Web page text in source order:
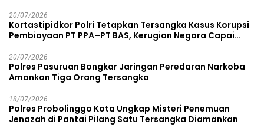
20/07/2026
Kortastipidkor Polri Tetapkan Tersangka Kasus Korupsi
Pembiayaan PT PPA–PT BAS, Kerugian Negara Capai
20/07/2026
Polres Pasuruan Bongkar Jaringan Peredaran Narkoba
Amankan Tiga Orang Tersangka
18/07/2026
Polres Probolinggo Kota Ungkap Misteri Penemuan
Jenazah di Pantai Pilang Satu Tersangka Diamankan